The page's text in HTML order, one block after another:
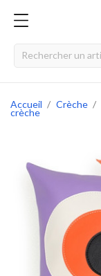
Accueil Crèche
crèche